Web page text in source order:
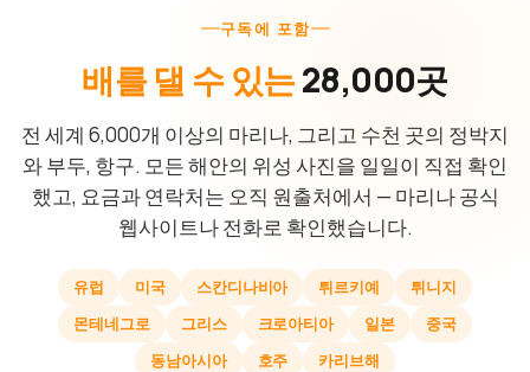
구독에 포함
배를 댈 수 있는28,000곳
전 세계 6,000개 이상의 마리나, 그리고 수천 곳의 정박지
와 부두, 항구. 모든 해안의 위성 사진을 일일이 직접 확인
했고, 요금과 연락처는 오직 원출처에서 — 마리나 공식
웹사이트나 전화로 확인했습니다.
유럽 미국 스칸디나비아 튀르키예
튀니지
몬테네그로
그리스 크로아티아 일본
중국
동남아시아
호주
카리브해